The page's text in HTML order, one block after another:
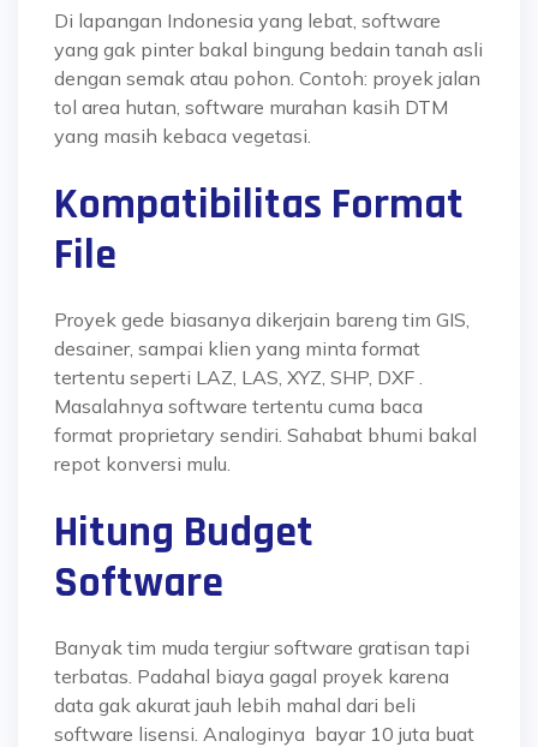
Di lapangan Indonesia yang lebat, software
yang gak pinter bakal bingung bedain tanah asli
dengan semak atau pohon. Contoh: proyek jalan
tol area hutan, software murahan kasih DTM
yang masih kebaca vegetasi.
Kompatibilitas Format
File
Proyek gede biasanya dikerjain bareng tim GIS,
desainer, sampai klien yang minta format
tertentu seperti LAZ, LAS, XYZ, SHP, DXF .
Masalahnya software tertentu cuma baca
format proprietary sendiri. Sahabat bhumi bakal
repot konversi mulu.
Hitung Budget
Software
Banyak tim muda tergiur software gratisan tapi
terbatas. Padahal biaya gagal proyek karena
data gak akurat jauh lebih mahal dari beli
software lisensi. Analoginya bayar 10 juta buat